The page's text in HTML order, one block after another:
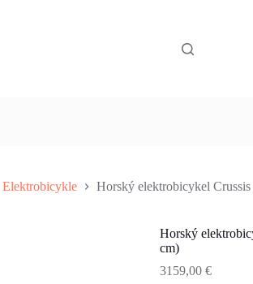
Elektrobicykle Horský elektrobicykel
Horský
cm)
3159,00€